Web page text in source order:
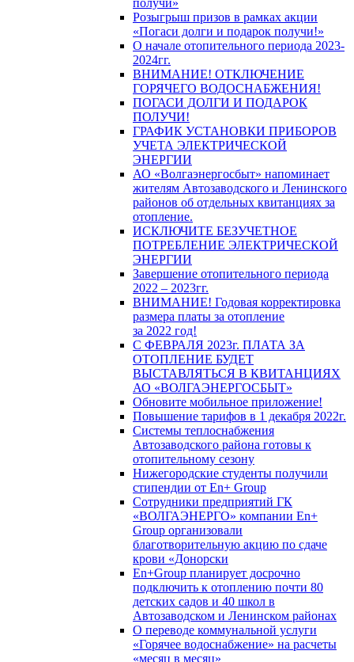
получи»
Розыгрыш призов в рамках акции
«Погаси долги и подарок получи!»
О начале отопительного периода 2023-
2024гг.
ВНИМАНИЕ! ОТКЛЮЧЕНИЕ
ГОРЯЧЕГО ВОДОСНАБЖЕНИЯ!
ПОГАСИ ДОЛГИ И ПОДАРОК
ПОЛУЧИ!
ГРАФИК УСТАНОВКИ ПРИБОРОВ
УЧЕТА ЭЛЕКТРИЧЕСКОЙ
ЭНЕРГИИ
АО «Волгаэнергосбыт» напоминает
жителям Автозаводского и Ленинского
районов об отдельных квитанциях за
отопление.
ИСКЛЮЧИТЕ БЕЗУЧЕТНОЕ
ПОТРЕБЛЕНИЕ ЭЛЕКТРИЧЕСКОЙ
ЭНЕРГИИ
Завершение отопительного периода
2022 – 2023гг.
ВНИМАНИЕ! Годовая корректировка
размера платы за отопление
за 2022 год!
С ФЕВРАЛЯ 2023г. ПЛАТА ЗА
ОТОПЛЕНИЕ БУДЕТ
ВЫСТАВЛЯТЬСЯ В КВИТАНЦИЯХ
АО «ВОЛГАЭНЕРГОСБЫТ»
Обновите мобильное приложение!
Повышение тарифов в 1 декабря 2022г.
Системы теплоснабжения
Автозаводского района готовы к
отопительному сезону
Нижегородские студенты получили
стипендии от En+ Group
Сотрудники предприятий ГК
«ВОЛГАЭНЕРГО» компании En+
Group организовали
благотворительную акцию по сдаче
крови «Донорски
En+Group планирует досрочно
подключить к отоплению почти 80
детских садов и 40 школ в
Автозаводском и Ленинском районах
О переводе коммунальной услуги
«Горячее водоснабжение» на расчеты
«месяц в месяц»